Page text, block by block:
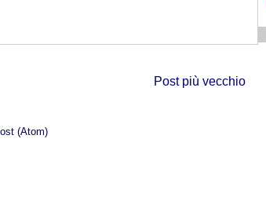
Post più vecchio
(Atom)